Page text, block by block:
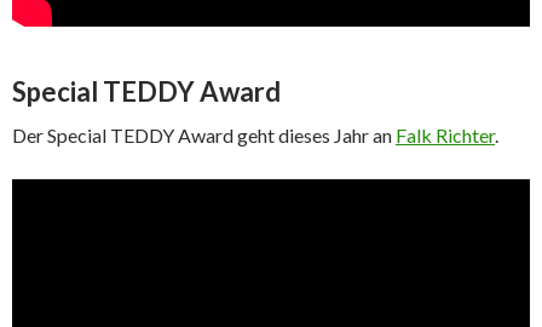
Special TEDDY Award
Der Special TEDDY Award geht dieses Jahr an Falk Richter.